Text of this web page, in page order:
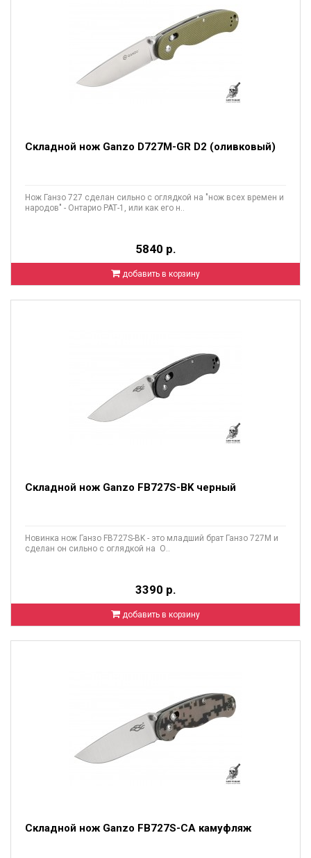
Складной нож Ganzo D727M-GR D2 (оливковый)
Нож Ганзо 727 сделан сильно с оглядкой на "нож всех времен и
народов" - Онтарио РАТ-1, или как его н..
5840 р.
добавить в корзину
Складной нож Ganzo FB727S-BK черный
Новинка нож Ганзо FB727S-BK - это младший брат Ганзо 727М и
сделан он сильно с оглядкой на О..
3390 р.
добавить в корзину
Складной нож Ganzo FB727S-CA камуфляж